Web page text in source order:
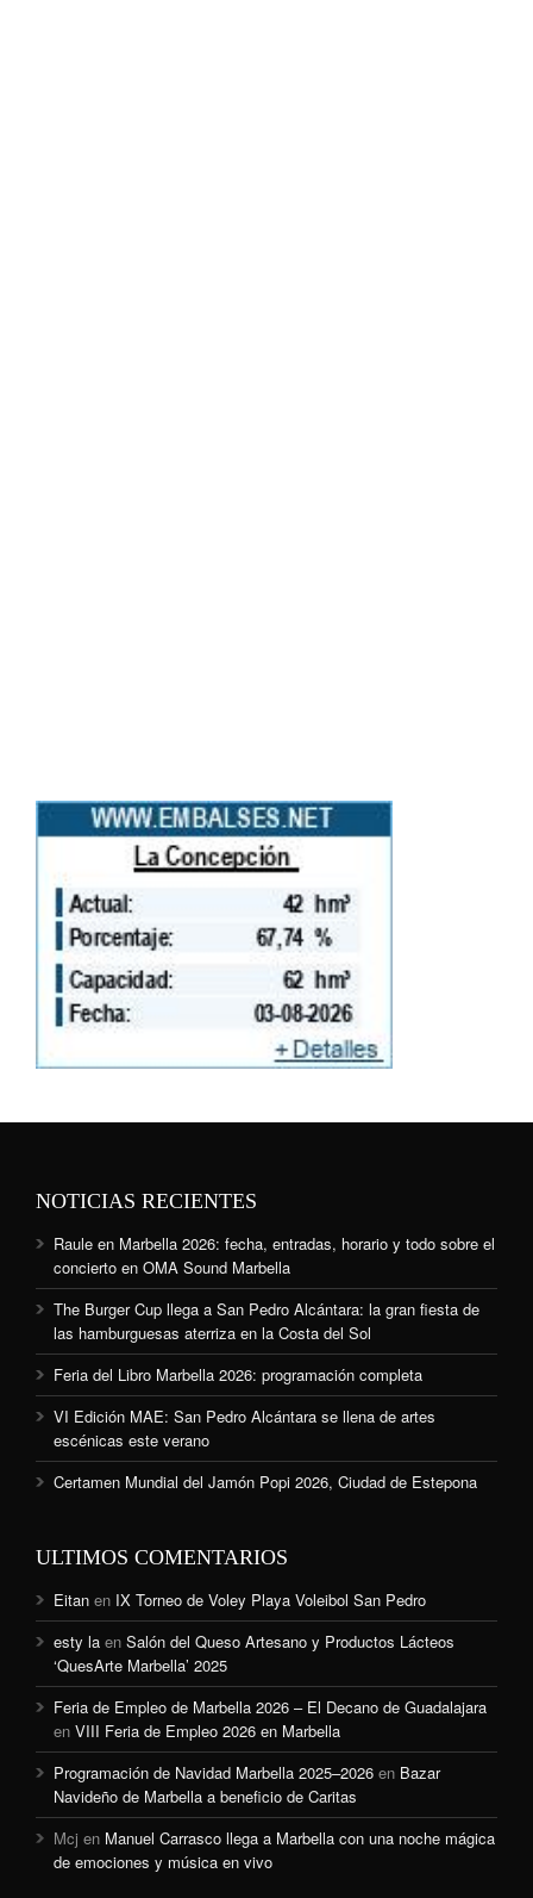
NOTICIAS RECIENTES
Raule en Marbella 2026: fecha, entradas, horario y todo sobre el
concierto en OMA Sound Marbella
The Burger Cup llega a San Pedro Alcántara: la gran fiesta de
las hamburguesas aterriza en la Costa del Sol
Feria del Libro Marbella 2026: programación completa
VI Edición MAE: San Pedro Alcántara se llena de artes
escénicas este verano
Certamen Mundial del Jamón Popi 2026, Ciudad de Estepona
ULTIMOS COMENTARIOS
Eitan en IX Torneo de Voley Playa Voleibol San Pedro
esty la en Salón del Queso Artesano y Productos Lácteos
‘QuesArte Marbella’ 2025
Feria de Empleo de Marbella 2026 – El Decano de Guadalajara
en VIII Feria de Empleo 2026 en Marbella
Programación de Navidad Marbella 2025–2026 en Bazar
Navideño de Marbella a beneficio de Caritas
Mcj en Manuel Carrasco llega a Marbella con una noche mágica
de emociones y música en vivo